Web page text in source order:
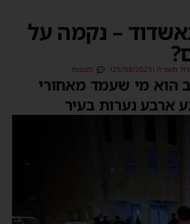
– נקמה על
תשפ״ה (25/08/2025) תגובות
הוא מי שעמד מאחורי
ארבע נערות בעיר